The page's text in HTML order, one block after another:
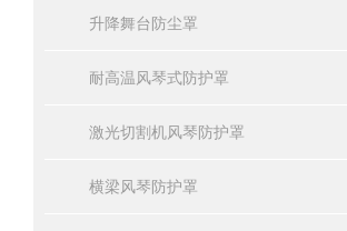
升降舞台防尘罩
耐高温风琴式防护罩
激光切割机风琴防护罩
横梁风琴防护罩